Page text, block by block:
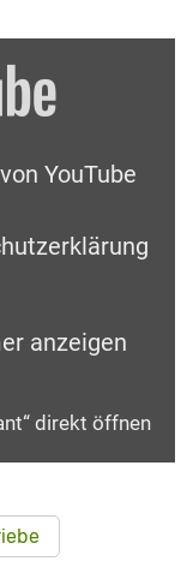
YouTube
anzeigen
direkt öffnen